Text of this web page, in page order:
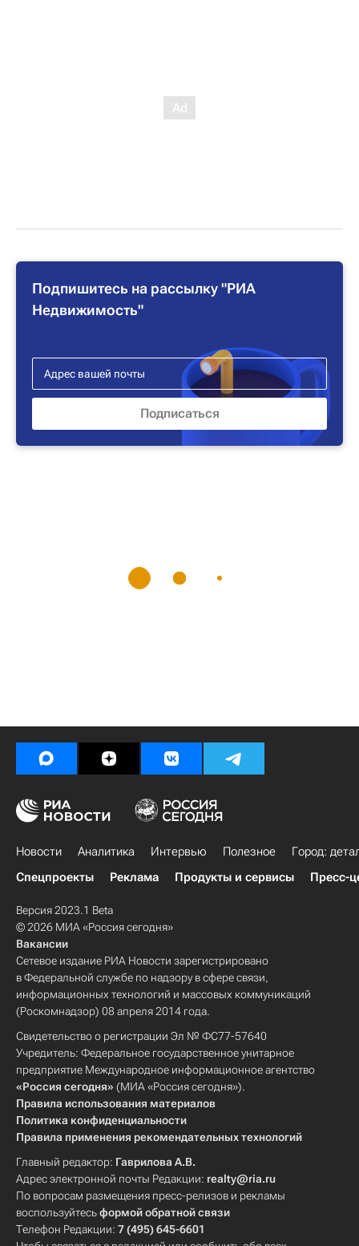
Подпишитесь на рассылку "РИА
Недвижимость"
Новости Аналитика Интервью Полезное
Город:
Спецпроекты
Реклама Продукты и сервисы Пресс-
Версия 2023.1 Beta
© 2026 МИА «Россия сегодня»
Вакансии
Сетевое издание РИА Новости зарегистрировано
в Федеральной службе по надзору в сфере связи,
информационных технологий и массовых коммуникаций
(Роскомнадзор) 08 апреля 2014 года.
Свидетельство о регистрации Эл № ФС77-57640
Учредитель: Федеральное государственное унитарное
предприятие Международное информационное агентство
«Россия сегодня» (МИА «Россия сегодня»).
Правила использования материалов
Политика конфиденциальности
Правила применения рекомендательных технологий
Главный редактор: Гаврилова А.В.
Адрес электронной почты Редакции: realty@ria.ru
По вопросам размещения пресс-релизов и рекламы
воспользуйтесьформой обратной связи
Телефон Редакции: 7 (495) 645-6601